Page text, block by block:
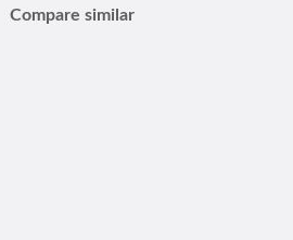
Compare similar